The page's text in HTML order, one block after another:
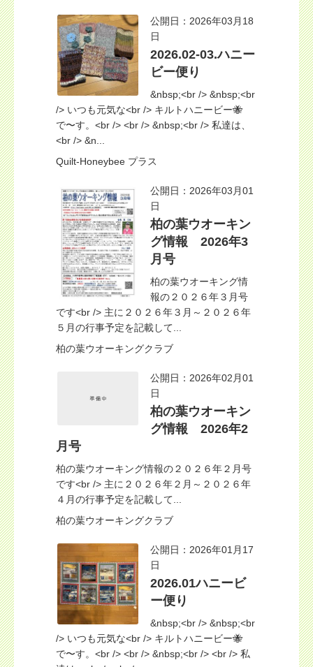
公開日：2026年03月18
日
2026.02-03.ハニー
ビー便り
&nbsp;<br /> &nbsp;<br
/> いつも元気な<br /> キルトハニービー🐝
で〜す。<br /> <br /> &nbsp;<br /> 私達は、
<br /> &n...
Quilt-Honeybee プラス
公開日：2026年03月01
日
柏の葉ウオーキン
グ情報 2026年3
月号
柏の葉ウオーキング情
報の２０２６年３月号
です<br /> 主に２０２６年３月～２０２６年
５月の行事予定を記載して...
柏の葉ウオーキングクラブ
公開日：2026年02月01
日
柏の葉ウオーキン
グ情報 2026年2
月号
柏の葉ウオーキング情報の２０２６年２月号
です<br /> 主に２０２６年２月～２０２６年
４月の行事予定を記載して...
柏の葉ウオーキングクラブ
公開日：2026年01月17
日
2026.01ハニービ
ー便り
&nbsp;<br /> &nbsp;<br
/> いつも元気な<br /> キルトハニービー🐝
で〜す。<br /> <br /> &nbsp;<br /> <br /> 私